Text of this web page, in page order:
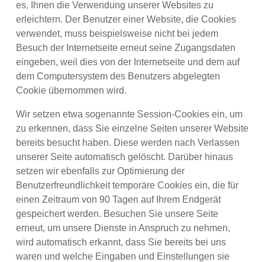
es, Ihnen die Verwendung unserer Websites zu
erleichtern. Der Benutzer einer Website, die Cookies
verwendet, muss beispielsweise nicht bei jedem
Besuch der Internetseite erneut seine Zugangsdaten
eingeben, weil dies von der Internetseite und dem auf
dem Computersystem des Benutzers abgelegten
Cookie übernommen wird.
Wir setzen etwa sogenannte Session-Cookies ein, um
zu erkennen, dass Sie einzelne Seiten unserer Website
bereits besucht haben. Diese werden nach Verlassen
unserer Seite automatisch gelöscht. Darüber hinaus
setzen wir ebenfalls zur Optimierung der
Benutzerfreundlichkeit temporäre Cookies ein, die für
einen Zeitraum von 90 Tagen auf Ihrem Endgerät
gespeichert werden. Besuchen Sie unsere Seite
erneut, um unsere Dienste in Anspruch zu nehmen,
wird automatisch erkannt, dass Sie bereits bei uns
waren und welche Eingaben und Einstellungen sie